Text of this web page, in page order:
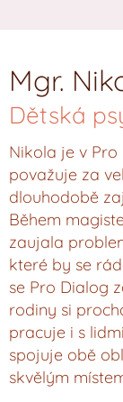
Mgr.
Dětská
Nikola je v
považuje za
dlouhodobě
Během
zaujala
které by se
se Pro Dialog
rodiny si
pracuje i s
spojuje obě
skvělým